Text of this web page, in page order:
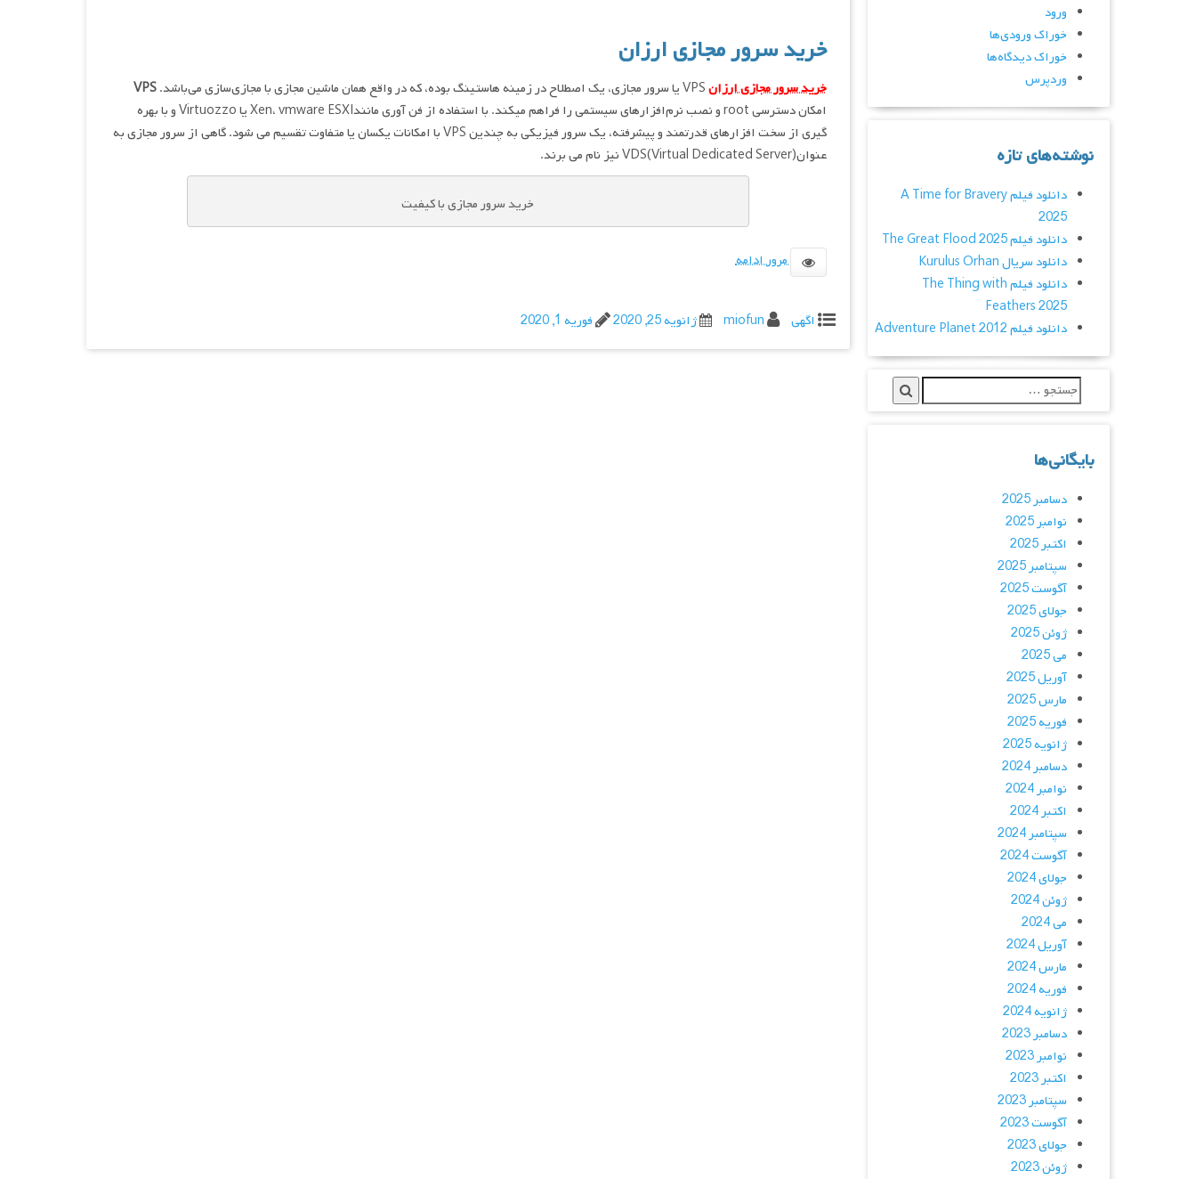
خرید سرور مجازی ارزان
خرید سرور مجازی ارزان
VPS
امکان دسترسی root و نصب نرم‌افزارهای سیستمی را فراهم میکند. با استفاده از فن آوری مانندXen، vmware ESXI یا Virtuozzo و با بهره
گیری از سخت افزارهای قدرتمند و پیشرفته، یک سرور فیزیکی به چندین VPS با امکانات یکسان یا متفاوت تقسیم می شود. گاهی از سرور مجازی به
عنوانVDS(Virtual Dedicated Server) نیز نام می برند.
خرید سرور مجازی با کیفیت
مرور ادامه
اگهی miofun ژانویه 25, 2020 فوریه 1, 2020
ورود
خوراک ورودی‌ها
خوراک دیدگاه‌ها
وردپرس
نوشته‌های تازه
دانلود فیلم A Time for Bravery
2025
دانلود فیلم The Great Flood 2025
دانلود سریال Kurulus Orhan
دانلود فیلم The Thing with
Feathers 2025
دانلود فیلم Adventure Planet 2012
بایگانی‌ها
دسامبر 2025
نوامبر 2025
اکتبر 2025
سپتامبر 2025
آگوست 2025
جولای 2025
ژوئن 2025
می 2025
آوریل 2025
مارس 2025
فوریه 2025
ژانویه 2025
دسامبر 2024
نوامبر 2024
اکتبر 2024
سپتامبر 2024
آگوست 2024
جولای 2024
ژوئن 2024
می 2024
آوریل 2024
مارس 2024
فوریه 2024
ژانویه 2024
دسامبر 2023
نوامبر 2023
اکتبر 2023
سپتامبر 2023
آگوست 2023
جولای 2023
ژوئن 2023